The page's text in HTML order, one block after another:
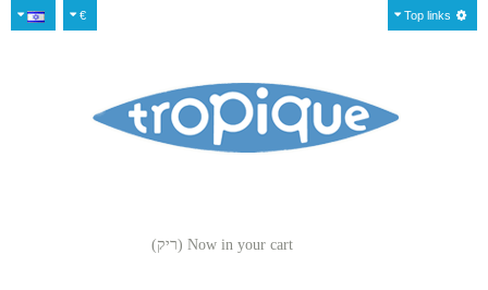
€ Top links
Now in your cart (ריק)